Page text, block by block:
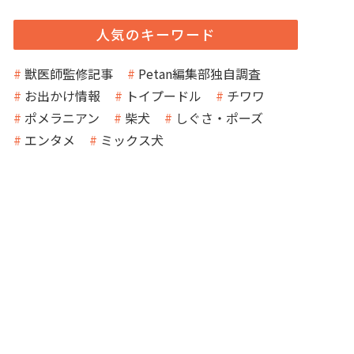
人気のキーワード
獣医師監修記事
Petan編集部独自調査
お出かけ情報
トイプードル
チワワ
ポメラニアン
柴犬
しぐさ・ポーズ
エンタメ
ミックス犬